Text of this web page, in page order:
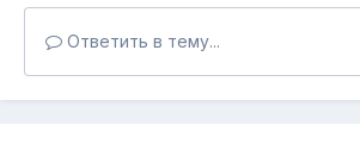
Ответить в тему...